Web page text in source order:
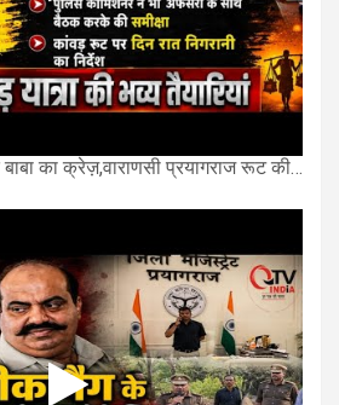
क़ावड़ यात्रा मे बुलडोज़र बाबा का क्रेज़,वाराणसी प्रयागराज रूट की एक लेन खाली की गई.